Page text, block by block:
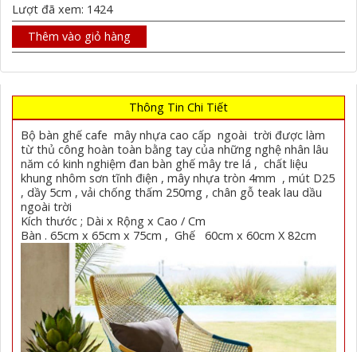
Lượt đã xem: 1424
Thêm vào giỏ hàng
Thông Tin Chi Tiết
Bộ bàn ghế cafe mây nhựa cao cấp ngoài trời được làm
từ thủ công hoàn toàn bằng tay của những nghệ nhân lâu
năm có kinh nghiệm đan bàn ghế mây tre lá , chất liệu
khung nhôm sơn tĩnh điện , mây nhựa tròn 4mm , mút D25
, dầy 5cm , vải chống thấm 250mg , chân gỗ teak lau dầu
ngoài trời
Kích thước ; Dài x Rộng x Cao / Cm
Bàn . 65cm x 65cm x 75cm , Ghế 60cm x 60cm X 82cm